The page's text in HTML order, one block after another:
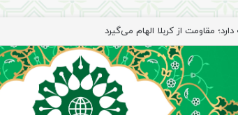
مقاومت از کربلا الهام می‌گیرد